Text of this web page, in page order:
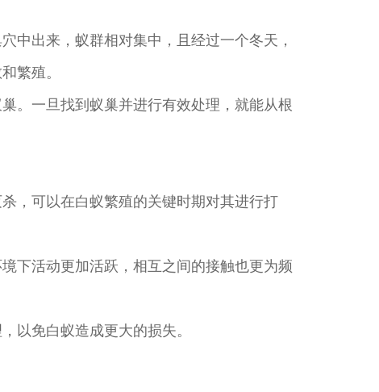
中出来，蚁群相对集中，且经过一个冬天，
繁殖。
。一旦找到蚁巢并进行有效处理，就能从根
，可以在白蚁繁殖的关键时期对其进行打
下活动更加活跃，相互之间的接触也更为频
以免白蚁造成更大的损失。